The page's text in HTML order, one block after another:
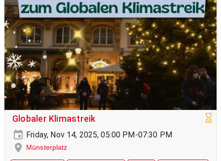
Globaler Klimastreik
Friday, Nov 14, 2025, 05:00 PM-07:30 PM
Münsterplatz